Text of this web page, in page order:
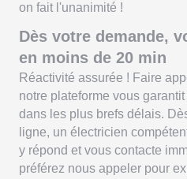
on fait l'unanimité !
Dès votre demande,
en moins de 20 min
Réactivité assurée ! Faire
notre plateforme vous
dans les plus brefs délais.
ligne, un électricien
y répond et vous contacte
préférez nous appeler pour